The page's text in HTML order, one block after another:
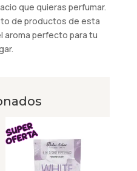
que quieras perfumar.
de productos de esta
aroma perfecto para tu